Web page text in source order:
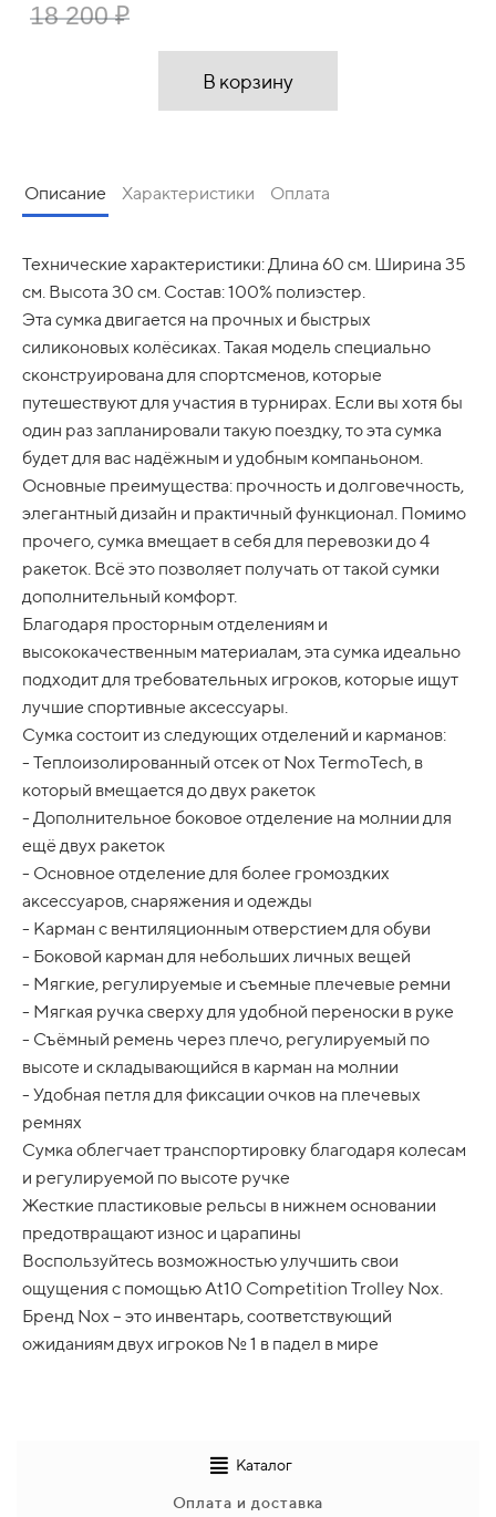
18 200 ₽
В корзину
Описание Характеристики Оплата
Технические характеристики: Длина 60 см. Ширина 35
см. Высота 30 см. Состав: 100% полиэстер.
Эта сумка двигается на прочных и быстрых
силиконовых колёсиках. Такая модель специально
сконструирована для спортсменов, которые
путешествуют для участия в турнирах. Если вы хотя бы
один раз запланировали такую поездку, то эта сумка
будет для вас надёжным и удобным компаньоном.
Основные преимущества: прочность и долговечность,
элегантный дизайн и практичный функционал. Помимо
прочего, сумка вмещает в себя для перевозки до 4
ракеток. Всё это позволяет получать от такой сумки
дополнительный комфорт.
Благодаря просторным отделениям и
высококачественным материалам, эта сумка идеально
подходит для требовательных игроков, которые ищут
лучшие спортивные аксессуары.
Сумка состоит из следующих отделений и карманов:
- Теплоизолированный отсек от Nox TermoTech, в
который вмещается до двух ракеток
- Дополнительное боковое отделение на молнии для
ещё двух ракеток
- Основное отделение для более громоздких
аксессуаров, снаряжения и одежды
- Карман с вентиляционным отверстием для обуви
- Боковой карман для небольших личных вещей
- Мягкие, регулируемые и съемные плечевые ремни
- Мягкая ручка сверху для удобной переноски в руке
- Съёмный ремень через плечо, регулируемый по
высоте и складывающийся в карман на молнии
- Удобная петля для фиксации очков на плечевых
ремнях
Сумка облегчает транспортировку благодаря колесам
и регулируемой по высоте ручке
Жесткие пластиковые рельсы в нижнем основании
предотвращают износ и царапины
Воспользуйтесь возможностью улучшить свои
ощущения с помощью At10 Competition Trolley Nox.
Бренд Nox – это инвентарь, соответствующий
ожиданиям двух игроков № 1 в падел в мире
Категория: Сумки для падел
Производитель: Nox
Цвет: чёрно-синяя
Для кого: для парней и девушек
Оплата заказа производится после сборки и проверки
качества инвентаря.
Но бывают ситуации, когда нет возможности
произвести оплату сразу. В этом случае можно
оплачивать частями.
Общая стоимость всех покупок незначительно
изменится и автоматически будет разделена на четыре
равные части.
Первуючасть необходимо оплатить сразу, остальные
три будут списываться раз в две недели. Полная оплата
. Но товары вы получите
сразу, как при обычной покупке.
Преимущества:
банков
Паспортные данные, доход и кредитный договор
не потребуются
Быстрый способ оплаты — занимает меньше
минуты
Как это происходит:
- складываете товары в корзину и нажимаете
"Подтвердить заказ"
- по Whatsapp отправляете ФИО, телефон и E-mail
- по ссылке или QR-коду, которые отправлю вам в
ответ на Whatsapp, подтверждаете свои данные и
данные карты
- получаете подтверждение на оплату долями
(стоимость ракетки незначительно изменится),
оплачиваете первую часть
и получаете свой заказ
Очень редко, но бывают ситуации, когда банк
отказывает в возможности оплатить частями
Каталог
Оплата и доставка